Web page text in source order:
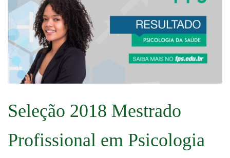
Seleção 2018 Mestrado
Profissional em Psicologia